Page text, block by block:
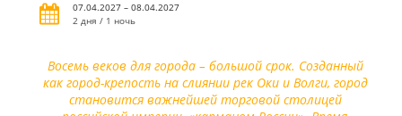
07.04.2027 – 08.04.2027
2 дня / 1 ночь
Восемь веков для города – большой срок. Созданный
как город-крепость на слиянии рек Оки и Волги, город
становится важнейшей торговой столицей